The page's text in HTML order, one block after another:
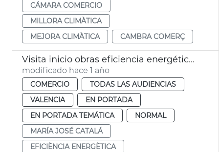
CÁMARA COMERCIO
MILLORA CLIMÀTICA
MEJORA CLIMÀTICA
CAMBRA COMERÇ
Visita inicio obras eficiencia energética Mercado de Algirós
modificado hace 1 año
COMERCIO
TODAS LAS AUDIENCIAS
VALENCIA
EN PORTADA
EN PORTADA TEMÁTICA
NORMAL
MARÍA JOSÉ CATALÁ
EFICIÈNCIA ENERGÈTICA